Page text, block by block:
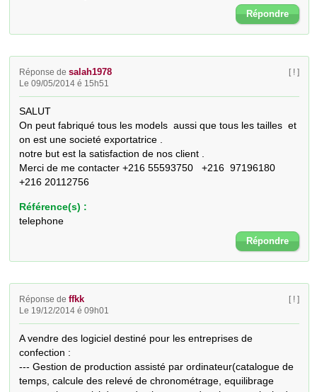
Répondre
Réponse desalah1978
Le 09/05/2014 é 15h51
[ ! ]
SALUT
On peut fabriqué tous les models  aussi que tous les tailles  et
on est une societé exportatrice .
notre but est la satisfaction de nos client .
Merci de me contacter +216 55593750   +216  97196180
+216 20112756
Référence(s) :
telephone
Répondre
Réponse deffkk
Le 19/12/2014 é 09h01
[ ! ]
A vendre des logiciel destiné pour les entreprises de
confection :
--- Gestion de production assisté par ordinateur(catalogue de
temps, calcule des relevé de chronométrage, equilibrage